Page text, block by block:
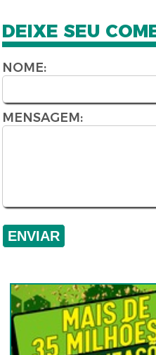
DEIXE SEU
NOME:
MENSAGEM: